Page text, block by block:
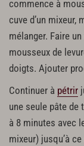
commence à
cuve d’un mixeur,
mélanger. Faire
mousseux de
doigts. Ajouter
Continuer à pétrir
une seule pâte de
à 8 minutes avec
mixeur) jusqu’à